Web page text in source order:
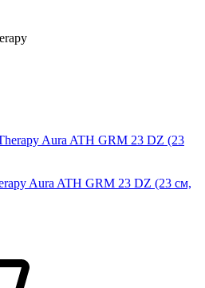
Aura ATH GRM 23 DZ (23 см,